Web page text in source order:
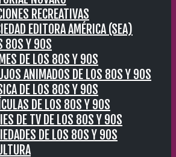
RECREATIVAS
EDITORA AMÉRICA (SEA)
80S Y 90S
DE LOS 80S Y 90S
ANIMADOS DE LOS 80S Y 90S
DE LOS 80S Y 90S
DE LOS 80S Y 90S
DE TV DE LOS 80S Y 90S
DE LOS 80S Y 90S